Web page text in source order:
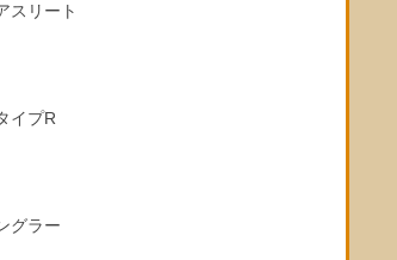
スリート
イプR
グラー